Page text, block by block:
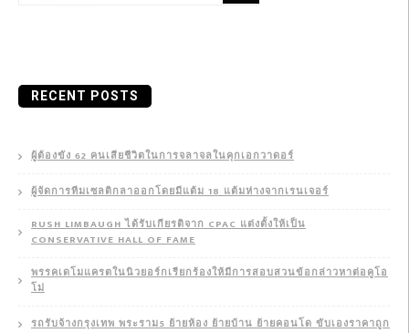
RECENT POSTS
ผู้ต้องขัง 62 คนเสียชีวิตในการจลาจลในคุกเอกวาดอร์
ผู้จัดการทีมเซลติกลาออกโดยมีแต้ม 18 แต้มห่างจากเรนเจอร์
RUSH LIMBAUGH ได้รับเกียรติจาก CPAC แต่งตั้งให้เป็น
CONSERVATIVE HALL OF FAME
พรรคเดโมแครตในนิวยอร์กเรียกร้องให้มีการสอบสวนข้อกล่าวหาต่อคูโอ
โม่
รถรับจ้างกรุงเทพ พระราม5 ย้ายห้อง ย้ายบ้าน ย้ายคอนโด ขับเองราคาถูก